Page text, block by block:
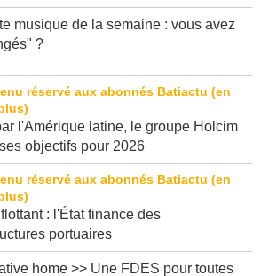
musique de la semaine : vous avez
?
l'Amérique latine, le groupe Holcim
objectifs pour 2026
: l'État finance des
portuaires
home >> Une FDES pour toutes